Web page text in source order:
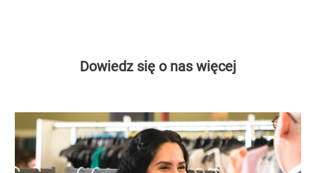
Dowiedz się o nas więcej